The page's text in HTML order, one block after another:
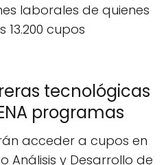
laborales de quienes
cupos
tecnológicas
programas
acceder a cupos en
Análisis y Desarrollo de